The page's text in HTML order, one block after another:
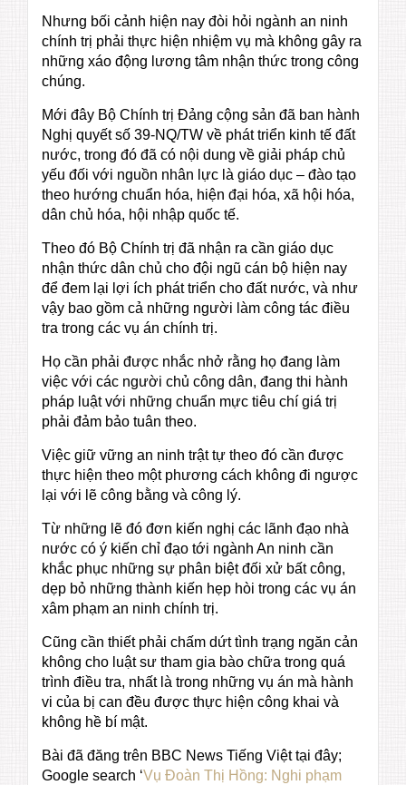
Nhưng bối cảnh hiện nay đòi hỏi ngành an ninh
chính trị phải thực hiện nhiệm vụ mà không gây ra
những xáo động lương tâm nhận thức trong công
chúng.
Mới đây Bộ Chính trị Đảng cộng sản đã ban hành
Nghị quyết số 39-NQ/TW về phát triển kinh tế đất
nước, trong đó đã có nội dung về giải pháp chủ
yếu đối với nguồn nhân lực là giáo dục – đào tạo
theo hướng chuẩn hóa, hiện đại hóa, xã hội hóa,
dân chủ hóa, hội nhập quốc tế.
Theo đó Bộ Chính trị đã nhận ra cần giáo dục
nhận thức dân chủ cho đội ngũ cán bộ hiện nay
để đem lại lợi ích phát triển cho đất nước, và như
vậy bao gồm cả những người làm công tác điều
tra trong các vụ án chính trị.
Họ cần phải được nhắc nhở rằng họ đang làm
việc với các người chủ công dân, đang thi hành
pháp luật với những chuẩn mực tiêu chí giá trị
phải đảm bảo tuân theo.
Việc giữ vững an ninh trật tự theo đó cần được
thực hiện theo một phương cách không đi ngược
lại với lẽ công bằng và công lý.
Từ những lẽ đó đơn kiến nghị các lãnh đạo nhà
nước có ý kiến chỉ đạo tới ngành An ninh cần
khắc phục những sự phân biệt đối xử bất công,
dẹp bỏ những thành kiến hẹp hòi trong các vụ án
xâm phạm an ninh chính trị.
Cũng cần thiết phải chấm dứt tình trạng ngăn cản
không cho luật sư tham gia bào chữa trong quá
trình điều tra, nhất là trong những vụ án mà hành
vi của bị can đều được thực hiện công khai và
không hề bí mật.
Bài đã đăng trên BBC News Tiếng Việt tại đây;
Google search ‘Vụ Đoàn Thị Hồng: Nghi phạm